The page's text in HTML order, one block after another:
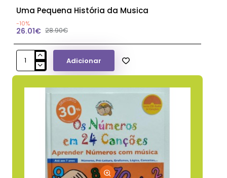
Uma Pequena História da Musica
-10%
26.01€ 28.90€
Uma
Pequena
Adicionar